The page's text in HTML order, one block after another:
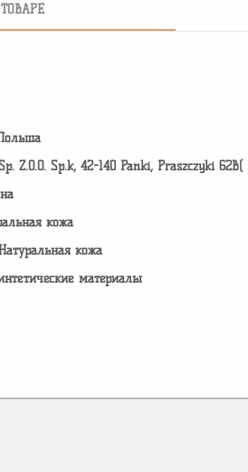
Z.O.O. Sp.k, 42-140 Panki, Praszczyki
кожа
кожа
материалы